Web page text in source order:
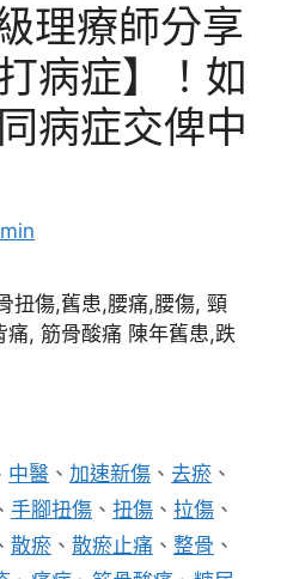
理療師分享
病症】！如
病症交俾中
扭傷,舊患,腰痛,腰傷, 頸
, 筋骨酸痛 陳年舊患,跌
中醫 、加速新傷 、去瘀 、
手腳扭傷 、 扭傷 、 拉傷 、
散瘀 、 散瘀止痛 、 整骨 、